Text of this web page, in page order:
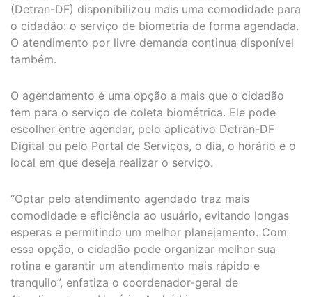
(Detran-DF) disponibilizou mais uma comodidade para
o cidadão: o serviço de biometria de forma agendada.
O atendimento por livre demanda continua disponível
também.
O agendamento é uma opção a mais que o cidadão
tem para o serviço de coleta biométrica. Ele pode
escolher entre agendar, pelo aplicativo Detran-DF
Digital ou pelo Portal de Serviços, o dia, o horário e o
local em que deseja realizar o serviço.
“Optar pelo atendimento agendado traz mais
comodidade e eficiência ao usuário, evitando longas
esperas e permitindo um melhor planejamento. Com
essa opção, o cidadão pode organizar melhor sua
rotina e garantir um atendimento mais rápido e
tranquilo”, enfatiza o coordenador-geral de